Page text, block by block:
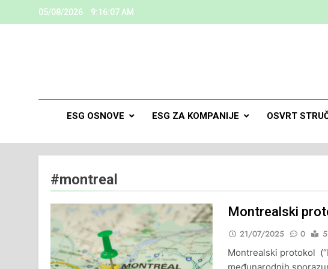
05/08/2026 9:16:07 AM
ESG
Kreiramo Korisne Priče
ESG OSNOVE ESG ZA KOMPANIJE OSVRT
#montreal
Montrealski
21/07/2025 0
Montrealski protokol